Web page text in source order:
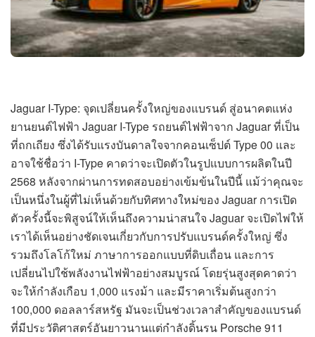
Jaguar I-Type: จุดเปลี่ยนครั้งใหญ่ของแบรนด์ สู่อนาคตแห่ง
ยานยนต์ไฟฟ้า Jaguar I-Type รถยนต์ไฟฟ้าจาก Jaguar ที่เป็น
ที่ถกเถียง ซึ่งได้รับแรงบันดาลใจจากคอนเซ็ปต์ Type 00 และ
อาจใช้ชื่อว่า I-Type คาดว่าจะเปิดตัวในรูปแบบการผลิตในปี
2568 หลังจากผ่านการทดสอบอย่างเข้มข้นในปีนี้ แม้ว่าคุณจะ
เป็นหนึ่งในผู้ที่ไม่เห็นด้วยกับทิศทางใหม่ของ Jaguar การเปิด
ตัวครั้งนี้จะพิสูจน์ให้เห็นถึงความน่าสนใจ Jaguar จะเปิดไพ่ให้
เราได้เห็นอย่างชัดเจนเกี่ยวกับการปรับแบรนด์ครั้งใหญ่ ซึ่ง
รวมถึงโลโก้ใหม่ ภาษาการออกแบบที่ดิบเถื่อน และการ
เปลี่ยนไปใช้พลังงานไฟฟ้าอย่างสมบูรณ์ โดยรุ่นสูงสุดคาดว่า
จะให้กำลังเกือบ 1,000 แรงม้า และมีราคาเริ่มต้นสูงกว่า
100,000 ดอลลาร์สหรัฐ มันจะเป็นช่วงเวลาสำคัญของแบรนด์
ที่มีประวัติศาสตร์อันยาวนานแต่กำลังดิ้นรน Porsche 911